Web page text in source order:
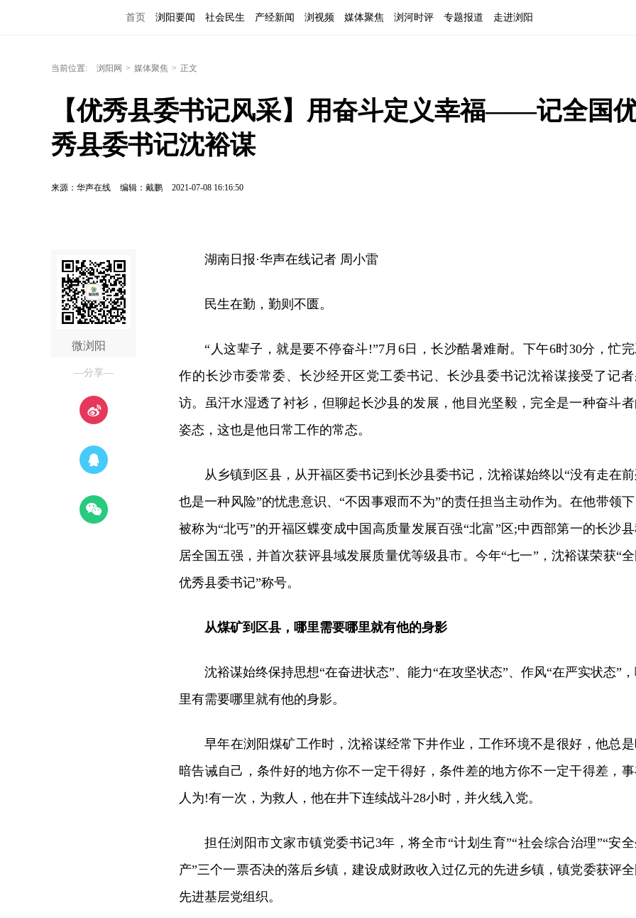
首页 浏阳要闻 社会民生 产经新闻 浏视频 媒体聚焦 浏河时评 专题报道 走进浏阳
当前位置: 浏阳网 > 媒体聚焦 > 正文
【优秀县委书记风采】用奋斗定义幸福——记全国
秀县委书记沈裕谋
来源：华声在线 编辑：戴鹏 2021-07-08 16:16:50
微浏阳
—分享—
湖南日报·华声在线记者 周小雷
民生在勤，勤则不匮。
“人这辈子，就是要不停奋斗!”7月6日，长沙酷暑难耐。下午6时30分，忙
作的长沙市委常委、长沙经开区党工委书记、长沙县委书记沈裕谋接受了记
访。虽汗水湿透了衬衫，但聊起长沙县的发展，他目光坚毅，完全是一种奋斗
姿态，这也是他日常工作的常态。
从乡镇到区县，从开福区委书记到长沙县委书记，沈裕谋始终以“没有走在前
也是一种风险”的忧患意识、“不因事艰而不为”的责任担当主动作为。在他带领下
被称为“北丐”的开福区蝶变成中国高质量发展百强“北富”区;中西部第一的长沙
居全国五强，并首次获评县域发展质量优等级县市。今年“七一”，沈裕谋荣获“全
优秀县委书记”称号。
从煤矿到区县，哪里需要哪里就有他的身影
沈裕谋始终保持思想“在奋进状态”、能力“在攻坚状态”、作风“在严实状态”
里有需要哪里就有他的身影。
早年在浏阳煤矿工作时，沈裕谋经常下井作业，工作环境不是很好，他总
暗告诫自己，条件好的地方你不一定干得好，条件差的地方你不一定干得差，
人为!有一次，为救人，他在井下连续战斗28小时，并火线入党。
担任浏阳市文家市镇党委书记3年，将全市“计划生育”“社会综合治理”“安全
产”三个一票否决的落后乡镇，建设成财政收入过亿元的先进乡镇，镇党委获评全
先进基层党组织。